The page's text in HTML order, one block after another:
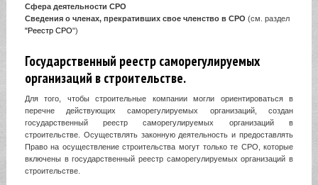
Сфера деятельности СРО
Сведения о членах, прекративших свое членство в СРО (см. раздел
"Реестр СРО")
Государственный реестр саморегулируемых
организаций в строительстве.
Для того, чтобы строительные компании могли ориентироваться в
перечне действующих саморегулируемых организаций, создан
государственный реестр саморегулируемых организаций в
строительстве. Осуществлять законную деятельность и предоставлять
Право на осуществление строительства могут только те СРО, которые
включены в государственный реестр саморегулируемых организаций в
строительстве.